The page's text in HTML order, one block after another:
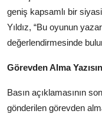
geniş kapsamlı bir
Yıldız, “Bu oyunun
değerlendirmesinde
Görevden Alma
Basın açıklamasının
gönderilen görevden